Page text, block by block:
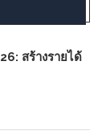
สร้างรายได้